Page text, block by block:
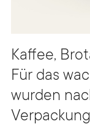
Kaffee,
Für das
wurden